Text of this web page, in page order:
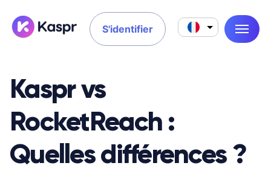
S'identifier
Kaspr vs
RocketReach :
Quelles différences ?